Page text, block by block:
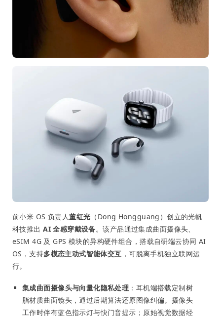
前小米 OS 负责人董红光 （Dong Hongguang）创立的光帆
科技推出 AI 全感穿戴设备。该产品通过集成曲面摄像头、
eSIM 4G 及 GPS 模块的异构硬件组合，搭载自研端云协同 AI
OS，支持多模态主动式智能体交互 ，可脱离手机独立联网运
行。
集成曲面摄像头与向量化隐私处理 ：耳机端搭载定制树
脂材质曲面镜头，通过后期算法还原图像纠偏。摄像头
工作时伴有蓝色指示灯与快门音提示；原始视觉数据经